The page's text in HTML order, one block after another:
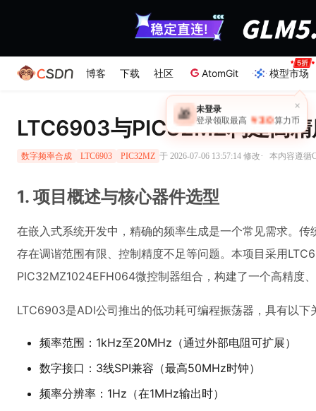
博客 下载 社区 AtomGit 模型市场
×
🎁 未登录
登录领取最高 ￥30 算力币
LTC6903与PIC32MZ构建高
数字频率合成 LTC6903 PIC32MZ 于 2026-07-06 13:57:14 修改· 本内容遵循
1. 项目概述与核心器件选型
在嵌入式系统开发中，精确的频率生成是一个常见需求。
存在调谐范围有限、控制精度不足等问题。本项目采用
PIC32MZ1024EFH064微控制器组合，构建了一个高精度
LTC6903是ADI公司推出的低功耗可编程振荡器，具有以下
频率范围：1kHz至20MHz（通过外部电阻可扩展）
数字接口：3线SPI兼容（最高50MHz时钟）
频率分辨率：1Hz（在1MHz输出时）